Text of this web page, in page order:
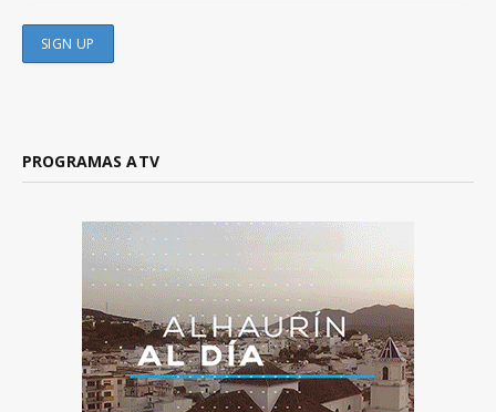
PROGRAMAS ATV